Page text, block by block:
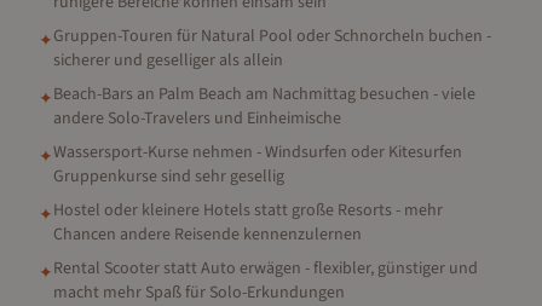
✦Gruppen-Touren für Natural Pool oder Schnorcheln buchen -
sicherer und geselliger als allein
✦Beach-Bars an Palm Beach am Nachmittag besuchen - viele
andere Solo-Travelers und Einheimische
✦Wassersport-Kurse nehmen - Windsurfen oder Kitesurfen
Gruppenkurse sind sehr gesellig
✦Hostel oder kleinere Hotels statt große Resorts - mehr
Chancen andere Reisende kennenzulernen
✦Rental Scooter statt Auto erwägen - flexibler, günstiger und
macht mehr Spaß für Solo-Erkundungen